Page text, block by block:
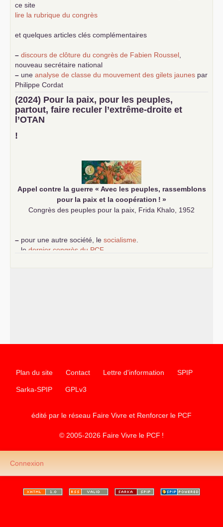
ce site
lire la rubrique du congrès
et quelques articles clés complémentaires
– discours de clôture du congrès de Fabien Roussel
nouveau secrétaire national
– une analyse de classe du mouvement des gilets jaunes par
Philippe Cordat
–
un texte de Jean-Claude Delaunay
le marxisme est la
science sociale de notre temps
–un appel proposé aux partis communistes et ouvrier
d’Europe
–
(2024) Pour la paix, pour les peuples,
partout, faire reculer l’extrême-droite et
l’OTAN
!
Appel contre la guerre « Avec les peuples, rassemblons
pour la paix et la coopération ! »
Congrès des peuples pour la paix, Frida Khalo, 1952
– pour une autre société, le socialisme
le dernier congrès du PCF
Plan du site Contact Lettre d'information SPIP
Sarka-SPIP GPLv3
édité par le réseau Faire Vivre et Renforcer le PCF
© 2005-2026 Faire Vivre le PCF !
Connexion